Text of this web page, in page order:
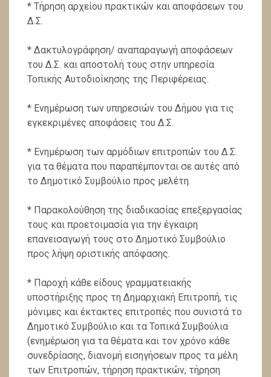
* Τήρηση αρχείου πρακτικών και αποφάσεων του
Δ.Σ.
* Δακτυλογράφηση/ αναπαραγωγή αποφάσεων
του Δ.Σ. και αποστολή τους στην υπηρεσία
Τοπικής Αυτοδιοί­κησης της Περιφέρειας.
* Ενημέρωση των υπηρεσιών του Δήμου για τις
εγκε­κριμένες αποφάσεις του Δ.Σ.
* Ενημέρωση των αρμόδιων επιτροπών του Δ.Σ.
για τα θέματα που παραπέμπονται σε αυτές από
το Δημοτικό Συμβούλιο προς μελέτη.
* Παρακολούθηση της διαδικασίας επεξεργασίας
τους και προετοιμασία για την έγκαιρη
επανεισαγωγή τους στο Δημοτικό Συμβούλιο
προς λήψη οριστικής απόφασης.
* Παροχή κάθε είδους γραμματειακής
υποστήριξης προς τη Δημαρχιακή Επιτροπή, τις
μόνιμες και έκτακτες επιτροπές που συνιστά το
Δημοτικό Συμβούλιο και τα Το­πικά Συμβούλια
(ενημέρωση για τα θέματα και τον χρόνο κάθε
συνεδρίασης, διανομή εισηγήσεων προς τα μέλη
των Επιτροπών, τήρηση πρακτικών, τήρηση